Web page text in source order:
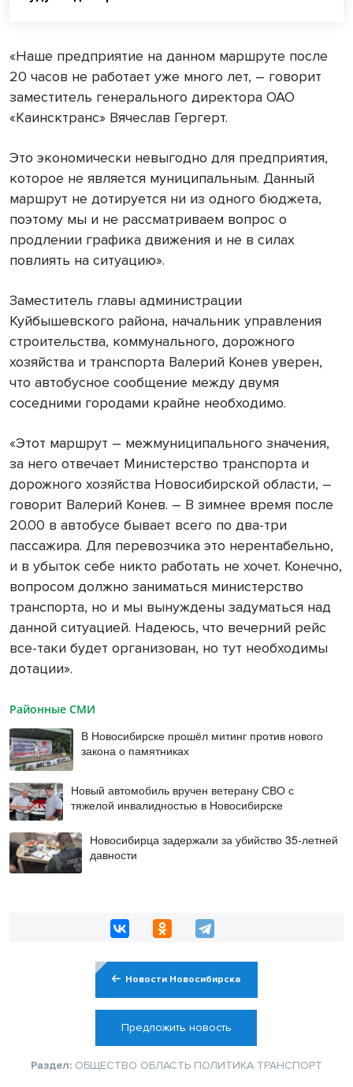
«Наше предприятие на данном маршруте после
20 часов не работает уже много лет, – говорит
заместитель генерального директора ОАО
«Каинсктранс» Вячеслав Гергерт.
Это экономически невыгодно для предприятия,
которое не является муниципальным. Данный
маршрут не дотируется ни из одного бюджета,
поэтому мы и не рассматриваем вопрос о
продлении графика движения и не в силах
повлиять на ситуацию».
Заместитель главы администрации
Куйбышевского района, начальник управления
строительства, коммунального, дорожного
хозяйства и транспорта Валерий Конев уверен,
что автобусное сообщение между двумя
соседними городами крайне необходимо.
«Этот маршрут – межмуниципального значения,
за него отвечает Министерство транспорта и
дорожного хозяйства Новосибирской области, –
говорит Валерий Конев. – В зимнее время после
20.00 в автобусе бывает всего по два-три
пассажира. Для перевозчика это нерентабельно,
и в убыток себе никто работать не хочет. Конечно,
вопросом должно заниматься министерство
транспорта, но и мы вынуждены задуматься над
данной ситуацией. Надеюсь, что вечерний рейс
все-таки будет организован, но тут необходимы
дотации».
Районные СМИ
В Новосибирске прошёл митинг против нового
закона о памятниках
Новый автомобиль вручен ветерану СВО с
тяжелой инвалидностью в Новосибирске
Новосибирца задержали за убийство 35-летней
давности
Новости Новосибирска
Предложить новость
Раздел: ОБЩЕСТВО ОБЛАСТЬ ПОЛИТИКА ТРАНСПОРТ